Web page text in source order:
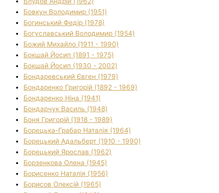
Бовкун Володимир (1951)
Богинський Федір (1978)
Богуславський Володимир (1954)
Божий Михайло (1911 - 1990)
Бокшай Йосип (1891 - 1975)
Бокшай Йосип (1930 - 2002)
Бондаревський Євген (1979)
Бондаренко Григорій (1892 - 1969)
Бондаренко Ніна (1941)
Бондарчук Василь (1948)
Боня Григорій (1918 - 1989)
Борецька-Грабар Наталія (1964)
Борецький Адальберт (1910 - 1990)
Борецький Ярослав (1962)
Борзенкова Олена (1945)
Борисенко Наталія (1956)
Борисов Олексій (1965)